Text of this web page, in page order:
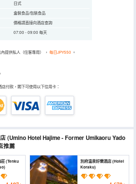
日式
盒裝食品/包裝食品
價格請直接向酒店查詢
07:00 - 09:00 每天
提供私人（住客專用） ， 每日JPY550 。
店付款，閣下可使用以下信用卡：
(Umino Hotel Hajime - Former Umikaoru Yado
推薦
別府温泉好樂酒店 (Hotel
Koraku)